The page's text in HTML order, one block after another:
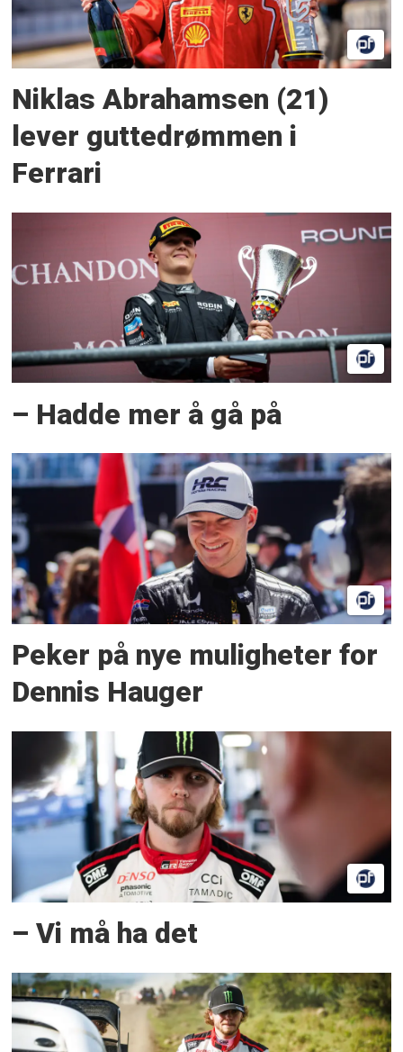
Niklas Abrahamsen (21)
lever guttedrømmen i
Ferrari
– Hadde mer å gå på
Peker på nye muligheter for
Dennis Hauger
– Vi må ha det